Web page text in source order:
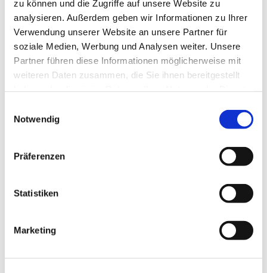
zu können und die Zugriffe auf unsere Website zu
analysieren. Außerdem geben wir Informationen zu Ihrer
Verwendung unserer Website an unsere Partner für
soziale Medien, Werbung und Analysen weiter. Unsere
Partner führen diese Informationen möglicherweise mit
weiteren Daten zusammen, die Sie ihnen bereitgestellt
Notwendig
Präferenzen
Statistiken
Marketing